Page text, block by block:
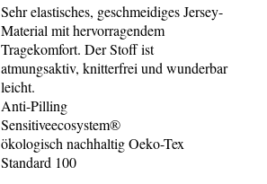
Sehr elastisches, geschmeidiges Jersey-
Material mit hervorragendem
Tragekomfort. Der Stoff ist
atmungsaktiv, knitterfrei und wunderbar
leicht.
Anti-Pilling
Sensitiveecosystem®
ökologisch nachhaltig Oeko-Tex
Standard 100